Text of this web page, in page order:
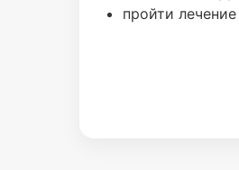
пройти